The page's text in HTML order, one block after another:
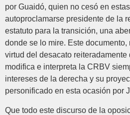
por Guaidó, quien no cesó en
autoproclamarse presidente de la
estatuto para la transición, una
donde se lo mire. Este
virtud del desacato
modifica e interpreta la CRBV
intereses de la derecha y su
personificado en esta ocasión por
Que todo este discurso de la